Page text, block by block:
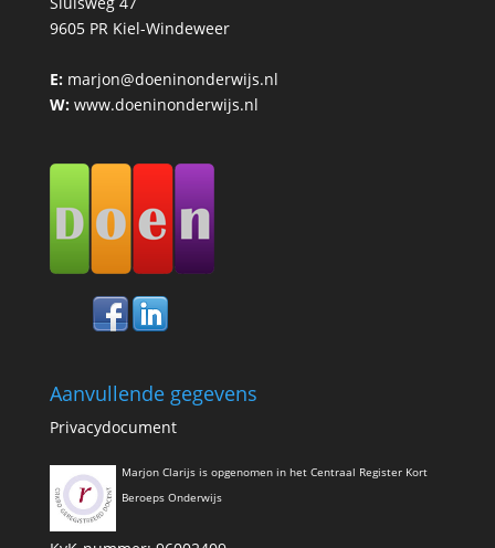
9605 PR Kiel-Windeweer
E:marjon@doeninonderwijs.nl
W:www.doeninonderwijs.nl
Aanvullende gegevens
Privacydocument
Marjon Clarijs is opgenomen in het Centraal Register Kort
Beroeps Onderwijs